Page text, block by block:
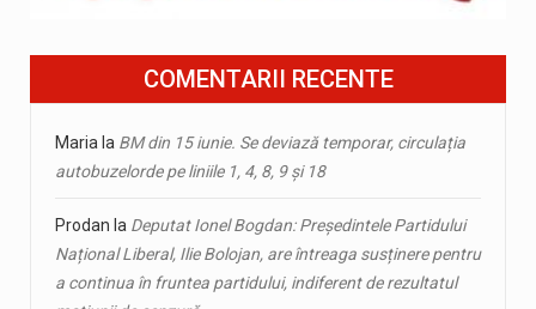
COMENTARII RECENTE
Maria la BM din 15 iunie. Se deviază temporar, circulația
autobuzelorde pe liniile 1, 4, 8, 9 și 18
Prodan la Deputat Ionel Bogdan: Președintele Partidului
Național Liberal, Ilie Bolojan, are întreaga susținere pentru
a continua în fruntea partidului, indiferent de rezultatul